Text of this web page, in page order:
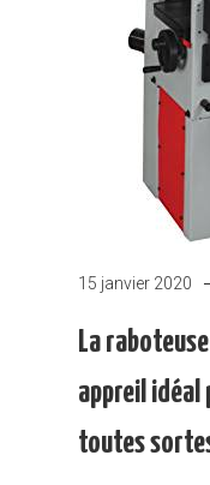
15 janvier 2020
La
appreil idéal
toutes